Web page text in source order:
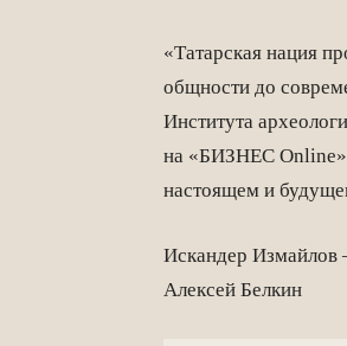
«Татарская нация
общности до
Института
на «БИЗНЕС Online»
настоящем и
Искандер Измайлов
Алексей Белкин